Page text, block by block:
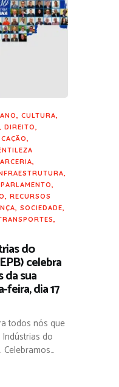
CULTURA
DIREITO
PARLAMENTO
RECURSOS
SOCIEDADE
do
celebra
da sua
dia 17
todos nós que
do
Celebramos…